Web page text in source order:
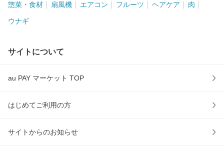
惣菜・食材 扇風機 エアコン フルーツ ヘアケア 肉
ウナギ
サイトについて
au PAY マーケット TOP
はじめてご利用の方
サイトからのお知らせ